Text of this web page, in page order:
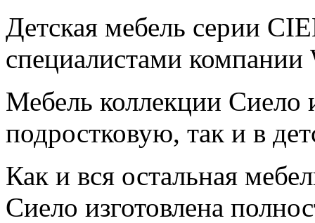
Детская мебель серии
специалистами
Мебель коллекции Сиело
подростковую, так и в
Как и вся остальная
Сиело изготовлена